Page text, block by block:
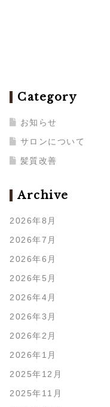
Category
お知らせ
サロンについて
髪質改善
Archive
2026年8月
2026年7月
2026年6月
2026年5月
2026年4月
2026年3月
2026年2月
2026年1月
2025年12月
2025年11月